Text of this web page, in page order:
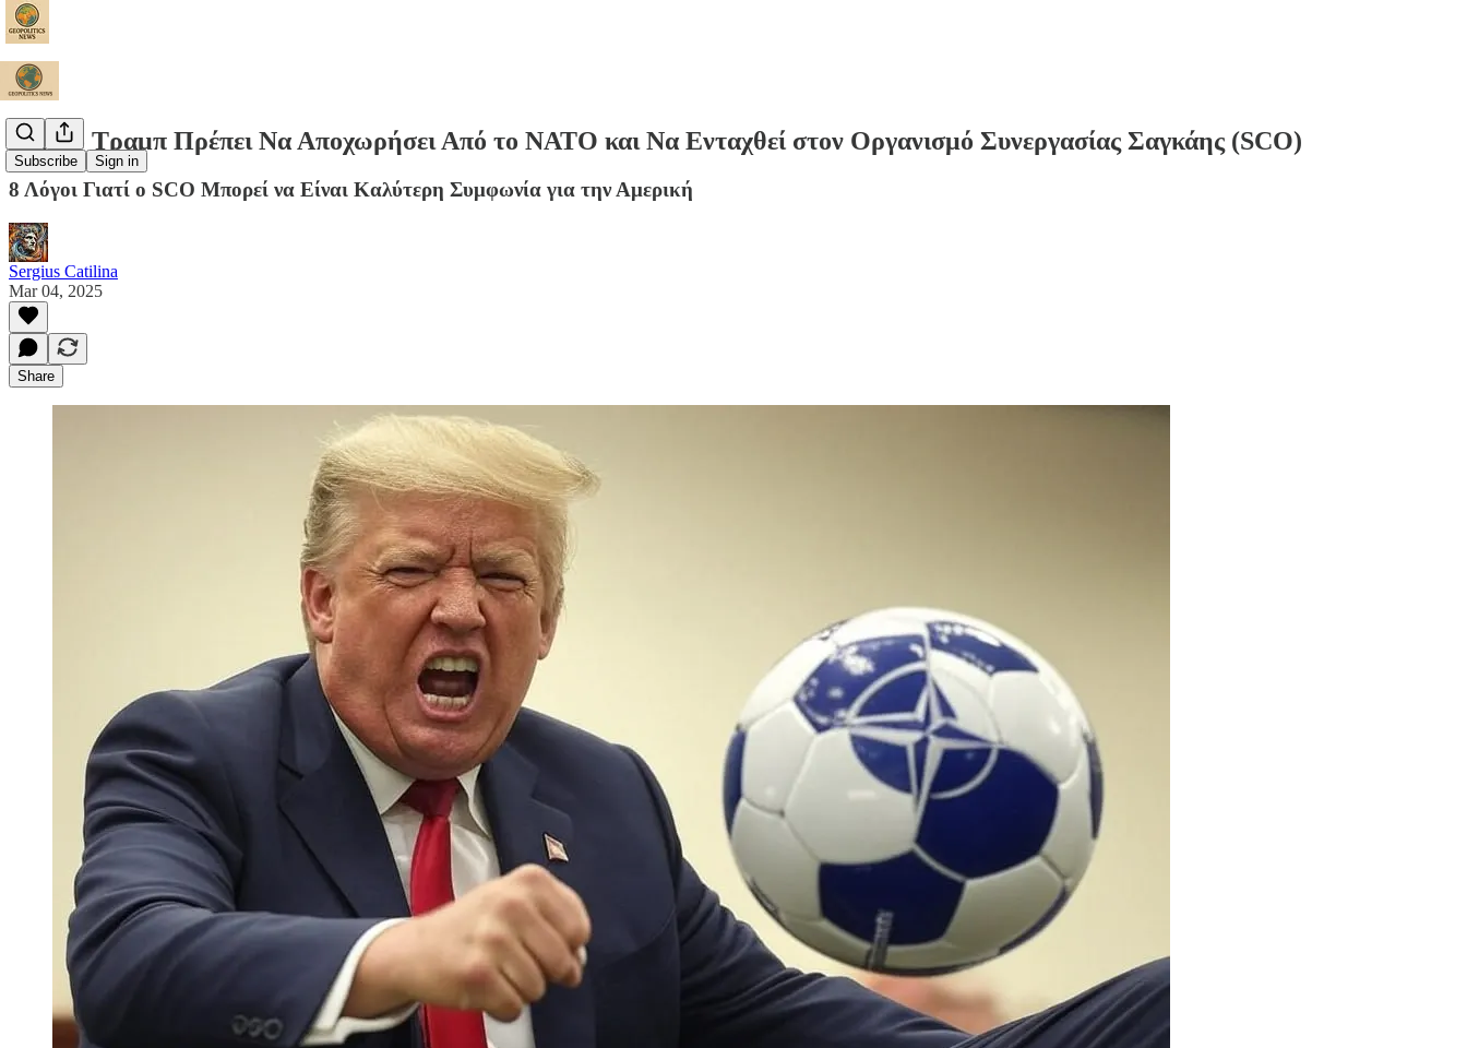
Subscribe Sign in
Γιατί ο Τραμπ Πρέπει Να Αποχωρήσει Από το ΝΑΤΟ και Να Ενταχθεί στον Οργανισμό Συνεργασίας Σαγκάης (SCO)
8 Λόγοι Γιατί ο SCO Μπορεί να Είναι Καλύτερη Συμφωνία για την Αμερική
Sergius Catilina
Mar 04, 2025
Share